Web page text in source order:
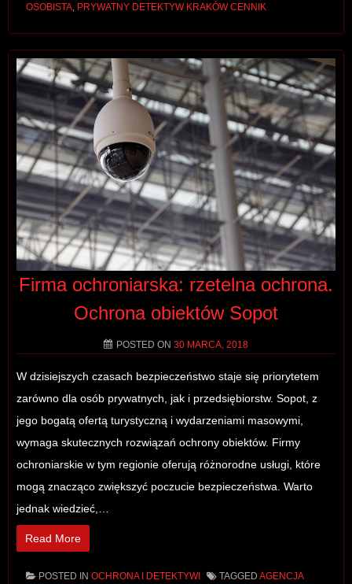
OSOBISTA PRYWATNY DETEKTYW KRAKÓW CENNIK
Firma ochroniarska: rzetelna ochrona.
Ochrona obiektów Sopot
POSTED ON 30 MARCA, 2018
W dzisiejszych czasach bezpieczeństwo staje się priorytetem
zarówno dla osób prywatnych, jak i przedsiębiorstw. Sopot, z
jego bogatą ofertą turystyczną i wydarzeniami masowymi,
wymaga skutecznych rozwiązań ochrony obiektów. Firmy
ochroniarskie w tym regionie oferują różnorodne usługi, które
mogą znacząco zwiększyć poczucie bezpieczeństwa. Warto
jednak wiedzieć,…
Read More
POSTED IN OCHRONA I DETEKTYWI TAGGED AGENCJA